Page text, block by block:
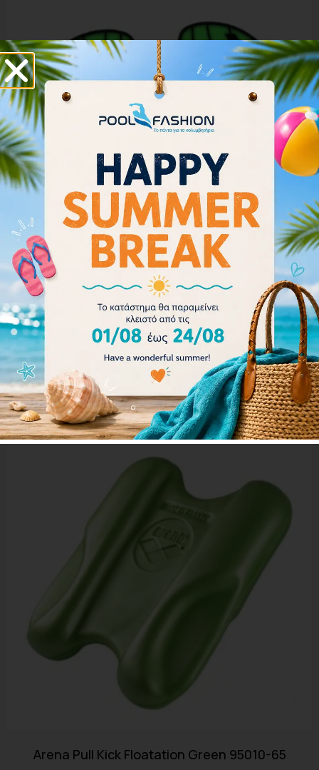
Arena Vortex Evolution Hand Paddle 95232-065
28.00€
25.20€
Επιλογή
Arena Pull Kick Floatation Green 95010-65